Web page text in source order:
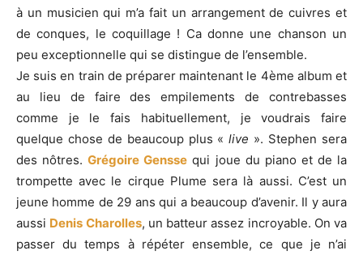
à un musicien qui m’a fait un arrangement de cuivres et
de conques, le coquillage ! Ca donne une chanson un
peu exceptionnelle qui se distingue de l’ensemble.
Je suis en train de préparer maintenant le 4ème album et
au lieu de faire des empilements de contrebasses
comme je le fais habituellement, je voudrais faire
quelque chose de beaucoup plus «live ». Stephen sera
des nôtres.Grégoire Gensse qui joue du piano et de la
trompette avec le cirque Plume sera là aussi. C’est un
jeune homme de 29 ans qui a beaucoup d’avenir. Il y aura
aussi Denis Charolles, un batteur assez incroyable. On va
passer du temps à répéter ensemble, ce que je n’ai